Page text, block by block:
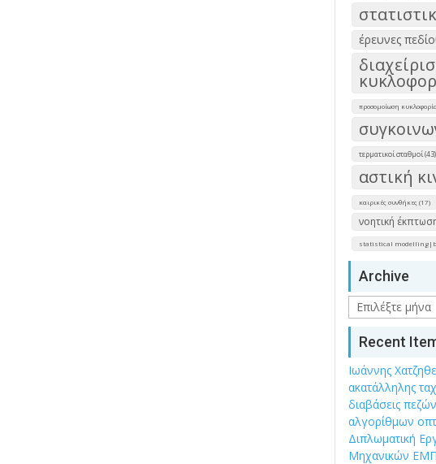
έρευνες
προσομοίωση
τερματικοί σταθμοί (43)
αστική
καιρικές συνθήκες (17)
νοητική
statistical
Archive
Archive
Recent
Ιωάννης
ακατάλληλης
διαβάσεις
αλγορίθμων
Διπλωματική
Μηχανικών